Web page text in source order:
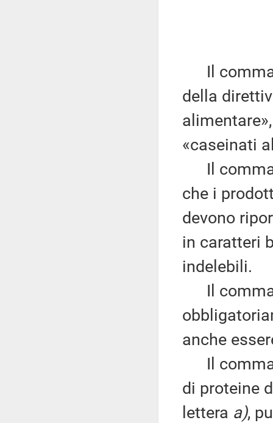
Il comma
della
«caseinati
Il comma
che i
devono
in caratteri
indelebili.
Il comma
anche
Il comma
di proteine
lettera a),